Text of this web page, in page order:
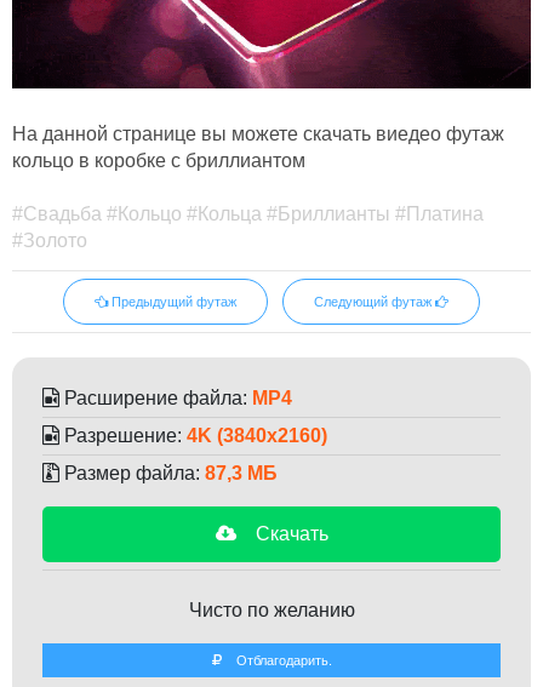
На данной странице вы можете скачать виедео футаж
кольцо в коробке с бриллиантом
#Свадьба #Кольцо #Кольца #Бриллианты #Платина
#Золото
Предыдущий футаж Следующий футаж
Расширение файла: MP4
Разрешение: 4K (3840x2160)
Размер файла: 87,3 МБ
Скачать
Чисто по желанию
Отблагодарить.